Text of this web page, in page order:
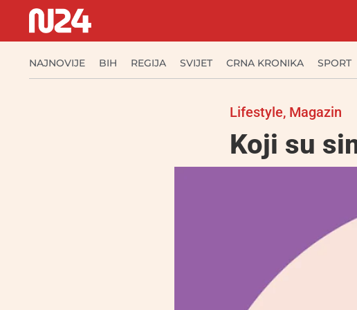
NAJNOVIJE BIH REGIJA SVIJET CRNA KRONIKA SPORT
Lifestyle, Magazin
Koji su